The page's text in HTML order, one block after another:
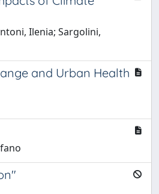
Ilenia; Sargolini,
and Urban Health